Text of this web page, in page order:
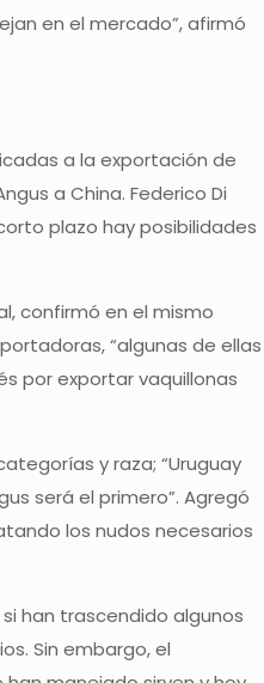
en el mercado”, afirmó
a la exportación de
a China. Federico Di
plazo hay posibilidades
confirmó en el mismo
“algunas de ellas
por exportar vaquillonas
y raza; “Uruguay
será el primero”. Agregó
los nudos necesarios
han trascendido algunos
Sin embargo, el